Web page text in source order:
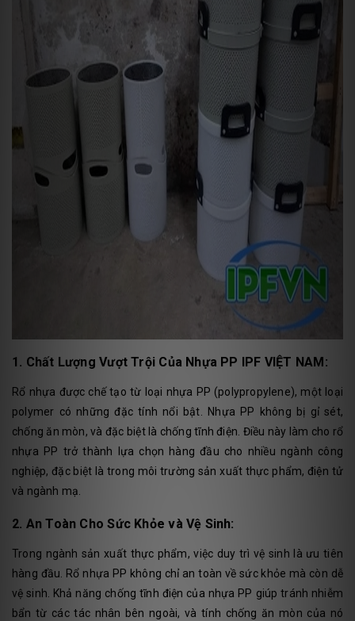
1. Chất Lượng Vượt Trội Của Nhựa PP IPF VIỆT NAM:
Rổ nhựa được chế tạo từ loại nhựa PP (polypropylene), một loại
polymer có những đặc tính nổi bật. Nhựa PP không bị gỉ sét,
chống ăn mòn, và đặc biệt là chống tĩnh điện. Điều này làm cho rổ
nhựa PP trở thành lựa chọn hàng đầu cho nhiều ngành công
nghiệp, đặc biệt là trong môi trường sản xuất thực phẩm, điện tử
và ngành mạ.
2. An Toàn Cho Sức Khỏe và Vệ Sinh:
Trong ngành sản xuất thực phẩm, việc duy trì vệ sinh là ưu tiên
hàng đầu. Rổ nhựa PP không chỉ an toàn về sức khỏe mà còn dễ
vệ sinh. Khả năng chống tĩnh điện của nhựa PP giúp tránh nhiễm
bẩn từ các tác nhân bên ngoài, và tính chống ăn mòn của nó